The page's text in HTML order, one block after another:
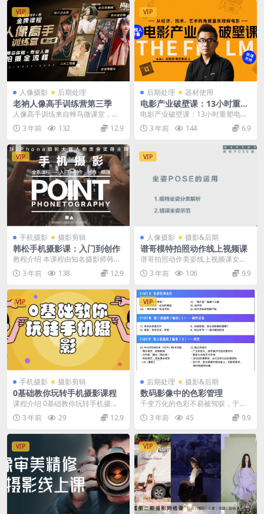
VIP
人像摄影 后期处理
老衲人像高手训练营第三季
人像高手训练来自蜂鸟微课堂，蜂
鸟摄影 纪录片式摄影教学，真人模
特、外部场景、实地...
3 年前 132 12.9
VIP
后期处理 器材使用
电影产业破壁课：13小时重塑
电影世界观
电影产业破壁课：13小时重塑电影
世界观
3 年前 144 6.9
VIP
手机摄影 摄影剪辑
韩松手机摄影课：入门到创作
教程介绍 本课程由知名摄影师韩松
主讲，是原画册工作室出品的手机
摄影全套系统课程，...
3 年前 138 12.9
VIP
人像摄影 摄影&后期
谱哥模特拍照动作线上视频课
谱哥拍照动作美姿线上视频课女生
版思维+实操零基础学
3 年前 106 9.9
VIP
手机摄影 摄影剪辑
0基础教你玩转手机摄影课程
课程介绍 0基础教你玩转手机摄
影，67节课手把手实操讲解，好学
易懂，非常适合喜爱...
3 年前 29 12.9
VIP
后期处理 摄影&后期
数码影像中的色彩管理
千变万化的色彩不易被驾驭，于是
色彩管理这个词越来越被大家热
议。 拍摄的色彩失真、...
3 年前 45 9.9
VIP VIP